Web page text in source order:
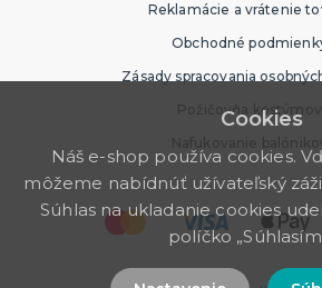
Reklamácie a vrátenie
Obchodné
Zásady spracovania
Požičovňa kostýmov
Nafukovanie
Cookies
Náš e-shop používa cookies.
môžeme nabídnúť užívateľský
Súhlas na ukladanie cookies
políčko